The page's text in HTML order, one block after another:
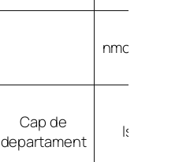
Cap de
departament